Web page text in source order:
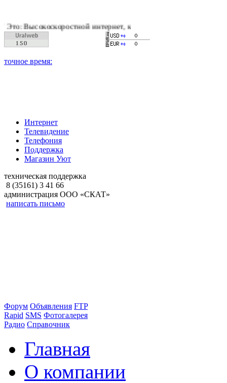
интернет, качественное цифровое и кабельное
Интернет
Телевидение
Телефония
Поддержка
Магазин Уют
техническая поддержка
8 (35161) 3 41 66
администрация ООО «СКАТ»
написать письмо
Форум Объявления FTP
Rapid SMS Фотогалерея
Радио Справочник
Главная
О компании